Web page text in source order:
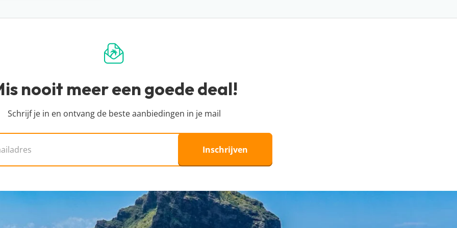
nooit meer een goede deal!
Schrijf je in en ontvang de beste aanbiedingen in je mail
Inschrijven